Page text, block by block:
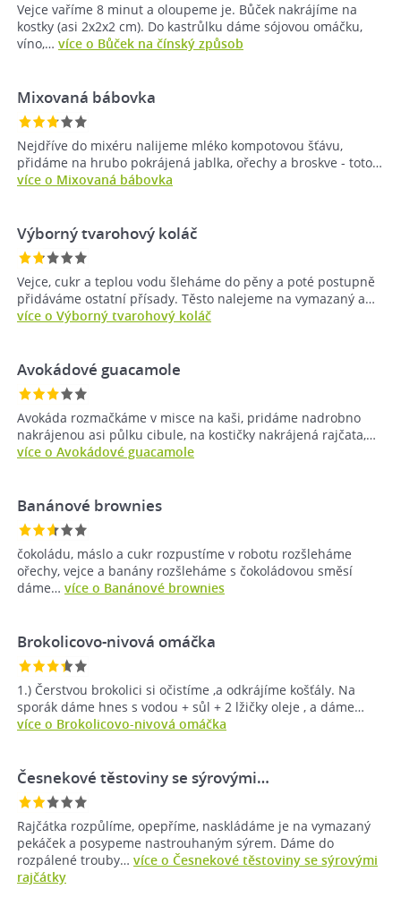
Vejce vaříme 8 minut a oloupeme je. Bůček nakrájíme na
kostky (asi 2x2x2 cm). Do kastrůlku dáme sójovou omáčku,
víno,… více o Bůček na čínský způsob
Mixovaná bábovka
Nejdříve do mixéru nalijeme mléko kompotovou šťávu,
přidáme na hrubo pokrájená jablka, ořechy a broskve - toto…
více o Mixovaná bábovka
Výborný tvarohový koláč
Vejce, cukr a teplou vodu šleháme do pěny a poté postupně
přidáváme ostatní přísady. Těsto nalejeme na vymazaný a…
více o Výborný tvarohový koláč
Avokádové guacamole
Avokáda rozmačkáme v misce na kaši, pridáme nadrobno
nakrájenou asi půlku cibule, na kostičky nakrájená rajčata,…
více o Avokádové guacamole
Banánové brownies
čokoládu, máslo a cukr rozpustíme v robotu rozšleháme
ořechy, vejce a banány rozšleháme s čokoládovou směsí
dáme… více o Banánové brownies
Brokolicovo-nivová omáčka
1.) Čerstvou brokolici si očistíme ,a odkrájíme košťály. Na
sporák dáme hnes s vodou + sůl + 2 lžičky oleje , a dáme…
více o Brokolicovo-nivová omáčka
Česnekové těstoviny se sýrovými…
Rajčátka rozpůlíme, opepříme, naskládáme je na vymazaný
pekáček a posypeme nastrouhaným sýrem. Dáme do
rozpálené trouby… více o Česnekové těstoviny se sýrovými
rajčátky